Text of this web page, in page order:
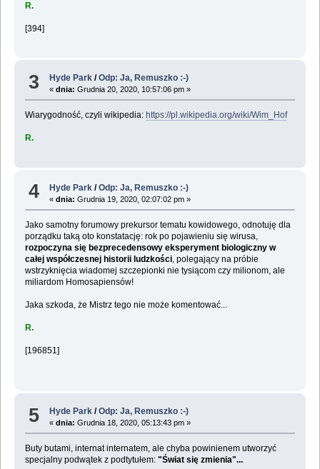
R.
[394]
3 Hyde Park /Odp: Ja, Remuszko :-)
«dnia: Grudnia 20, 2020, 10:57:06 pm »
Wiarygodność, czyli wikipedia: https://pl.wikipedia.org/wiki/Wim_Hof
R.
4 Hyde Park /Odp: Ja, Remuszko :-)
«dnia: Grudnia 19, 2020, 02:07:02 pm »
Jako samotny forumowy prekursor tematu kowidowego, odnotuję dla
porządku taką oto konstatację: rok po pojawieniu się wirusa,
rozpoczyna się bezprecedensowy eksperyment biologiczny w
całej współczesnej historii ludzkości, polegający na próbie
wstrzyknięcia wiadomej szczepionki nie tysiącom czy milionom, ale
miliardom Homosapiensów!
Jaka szkoda, że Mistrz tego nie może komentować...
R.
[196851]
5 Hyde Park /Odp: Ja, Remuszko :-)
«dnia: Grudnia 18, 2020, 05:13:43 pm »
Buty butami, internat internatem, ale chyba powinienem utworzyć
specjalny podwątek z podtytułem: "Świat się zmienia"...